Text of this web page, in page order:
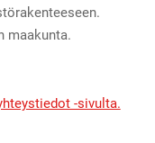
maakunta.
-sivulta.